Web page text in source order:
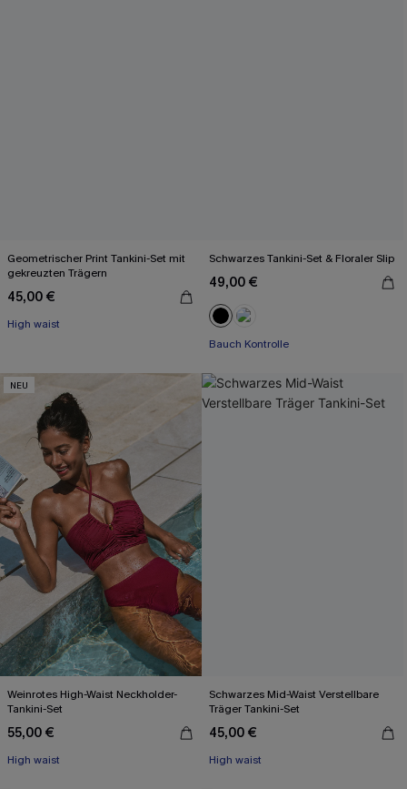
Geometrischer Print Tankini-Set mit
gekreuzten Trägern
45,00 €
High waist
Schwarzes Tankini-Set & Floraler Slip
49,00 €
Bauch Kontrolle
NEU
Weinrotes High-Waist Neckholder-
Tankini-Set
55,00 €
High waist
Schwarzes Mid-Waist Verstellbare
Träger Tankini-Set
45,00 €
High waist